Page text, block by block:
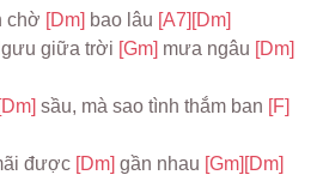
chờ [Dm] bao lâu [A7] [Dm]
giữa trời [Gm] mưa ngâu [Dm]
[Dm] sầu, mà sao tình thắm ban
được [Dm] gần nhau [Gm] [Dm]